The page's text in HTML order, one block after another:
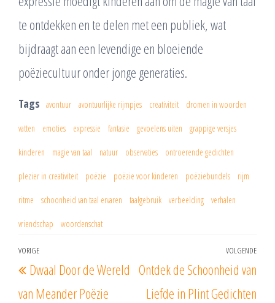
te ontdekken en te delen met een publiek, wat
bijdraagt aan een levendige en bloeiende
poëziecultuur onder jonge generaties.
Tags avontuur avontuurlijke rijmpjes creativiteit dromen in woorden
vatten emoties expressie fantasie gevoelens uiten grappige versjes
kinderen magie van taal natuur observaties ontroerende gedichten
plezier in creativiteit poëzie poëzie voor kinderen poëziebundels rijm
ritme schoonheid van taal ervaren taalgebruik verbeelding verhalen
vriendschap woordenschat
Berichtnavigatie
Vorig
bericht
VORIGE
Dwaal Door de Wereld
van Meander Poëzie
VOLGENDE
Ontdek de Schoonheid van
Liefde in Plint Gedichten